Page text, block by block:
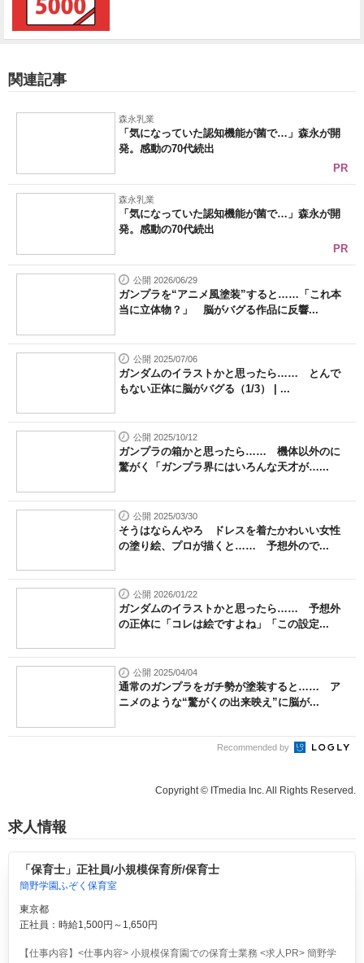
関連記事
森永乳業
「気になっていた認知機能が菌で…」森永が開
発。感動の70代続出
PR
森永乳業
「気になっていた認知機能が菌で…」森永が開
発。感動の70代続出
PR
公開 2026/06/29
ガンプラを“アニメ風塗装”すると……「これ本
当に立体物？」 脳がバグる作品に反響...
公開 2025/07/06
ガンダムのイラストかと思ったら…… とんで
もない正体に脳がバグる（1/3） | ...
公開 2025/10/12
ガンプラの箱かと思ったら…… 機体以外のに
驚がく「ガンプラ界にはいろんな天才が…...
公開 2025/03/30
そうはならんやろ ドレスを着たかわいい女性
の塗り絵、プロが描くと…… 予想外ので...
公開 2026/01/22
ガンダムのイラストかと思ったら…… 予想外
の正体に「コレは絵ですよね」「この設定...
公開 2025/04/04
通常のガンプラをガチ勢が塗装すると…… ア
ニメのような“驚がくの出来映え”に脳が...
Recommended by
Copyright © ITmedia Inc. All Rights Reserved.
求人情報
「保育士」正社員/小規模保育所/保育士
簡野学園ふぞく保育室
東京都
正社員：時給1,500円～1,650円
【仕事内容】<仕事内容> 小規模保育園での保育士業務 <求人PR> 簡野学